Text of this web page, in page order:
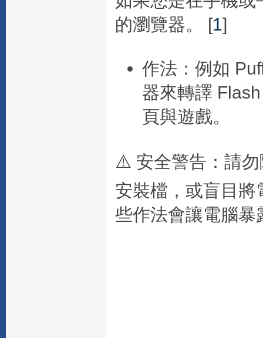
的瀏覽器。 [1]
作法 ：例如
器來轉譯
頁與遊戲。
⚠️ 安全警告 ：請
安裝檔，或盲目
些作法會讓電腦暴